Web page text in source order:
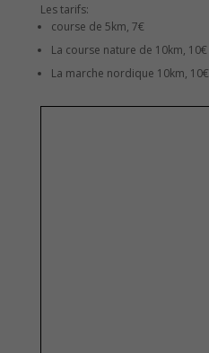
Les tarifs:
course de 5km, 7€
La course nature de 10km, 10€
La marche nordique 10km, 10€